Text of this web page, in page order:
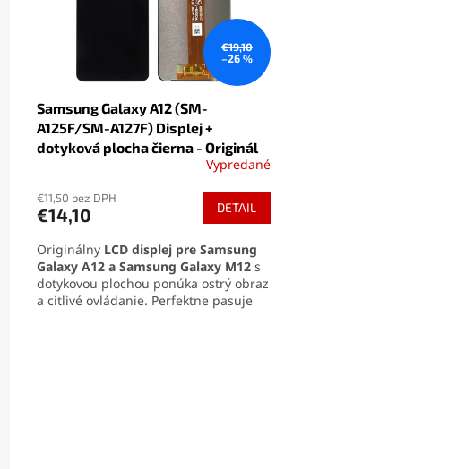
€19,10
–26 %
Samsung Galaxy A12 (SM-
A125F/SM-A127F) Displej +
dotyková plocha čierna - Originál
produktu
je
z
5
hviezdičiek.
Vypredané
€11,50 bez DPH
€14,10 DETAIL
Originálny LCD displej pre Samsung
Galaxy A12 a Samsung Galaxy M12 s
dotykovou plochou ponúka ostrý obraz
a citlivé ovládanie. Perfektne pasuje